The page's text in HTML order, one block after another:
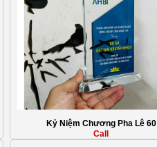
Kỷ Niệm Chương Pha Lê 60
Call